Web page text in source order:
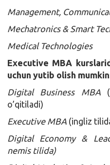
Management,
Mechatronics & Smart
Medical Technologies
Executive MBA
uchun yutib olish
Digital Business MBA
o’qitiladi)
Executive MBA (ingliz
Digital Economy &
nemis tilida)